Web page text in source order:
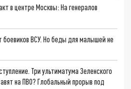
в центре Москвы: На генералов
боевиков ВСУ. Но беды для малышей не
Три ультиматума Зеленского
на ПВО? Глобальный прорыв под